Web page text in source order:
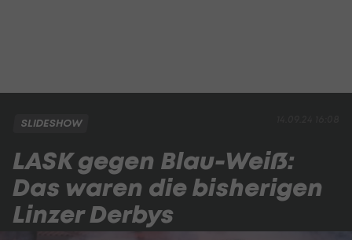
SLIDESHOW
LASK gegen Blau-Weiß:
Das waren die bisherigen
Linzer Derbys